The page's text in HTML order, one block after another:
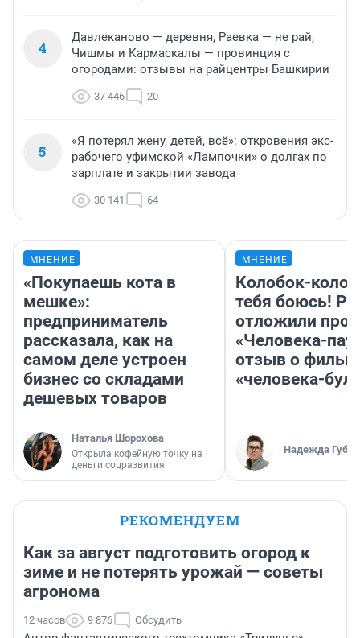
4
Давлеканово — деревня, Раевка — не рай,
Чишмы и Кармаскалы — провинция с
огородами: отзывы на райцентры Башкирии
37 446 20
5
«Я потерял жену, детей, всё»: откровения экс-
рабочего уфимской «Лампочки» о долгах по
зарплате и закрытии завода
30 141 64
МНЕНИЕ
«Покупаешь кота в
мешке»:
предприниматель
рассказала, как на
самом деле устроен
бизнес со складами
дешевых товаров
Наталья Шорохова
Открыла кофейную точку на
деньги соцразвития
МНЕНИЕ
Колобок-
тебя боюсь!
отложили
«Человека-
отзыв о
«человека-
Надежда
РЕКОМЕНДУЕМ
Как за август подготовить огород к
зиме и не потерять урожай — советы
агронома
12 часов 9 876 Обсудить